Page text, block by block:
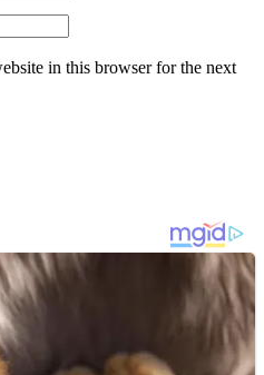
in this browser for the next